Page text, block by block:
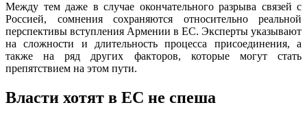
Между тем даже в случае окончательного разрыва связей с
Россией, сомнения сохраняются относительно реальной
перспективы вступления Армении в ЕС. Эксперты указывают
на сложности и длительность процесса присоединения, а
также на ряд других факторов, которые могут стать
препятствием на этом пути.
Власти хотят в ЕС не спеша